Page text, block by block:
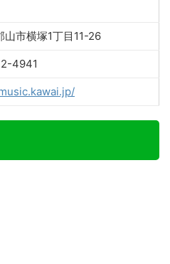
山市横塚1丁目11-26
4941